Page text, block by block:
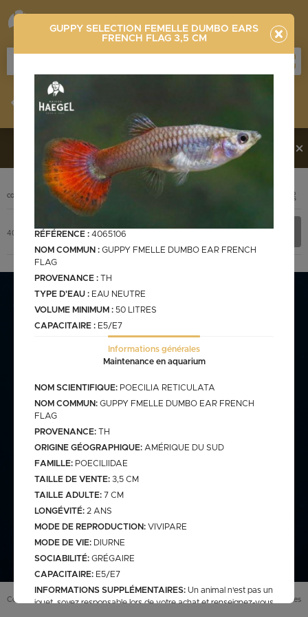
GUPPY SELECTION FEMELLE DUMBO EARS
FRENCH FLAG 3,5 CM
RÉFÉRENCE : 4065106
NOM COMMUN : GUPPY FMELLE DUMBO EAR FRENCH
FLAG
PROVENANCE : TH
TYPE D'EAU : EAU NEUTRE
VOLUME MINIMUM : 50 LITRES
CAPACITAIRE : E5/E7
Informations générales
Maintenance en aquarium
NOM SCIENTIFIQUE: POECILIA RETICULATA
NOM COMMUN: GUPPY FMELLE DUMBO EAR FRENCH
FLAG
PROVENANCE: TH
ORIGINE GÉOGRAPHIQUE: AMÉRIQUE DU SUD
FAMILLE: POECILIIDAE
TAILLE DE VENTE: 3,5 CM
TAILLE ADULTE: 7 CM
LONGÉVITÉ: 2 ANS
MODE DE REPRODUCTION: VIVIPARE
MODE DE VIE: DIURNE
SOCIABILITÉ: GRÉGAIRE
CAPACITAIRE: E5/E7
INFORMATIONS SUPPLÉMENTAIRES: Un animal n'est pas un
jouet, soyez responsable lors de votre achat et renseignez-vous
Vous souhaitez en découvrir davantage ?Contactez-
nous !
Stocklist complète
Stocklist Français
gamme verte
koï elv francais
saison bassin
carpe koi sur photo (a
web)
elv francais
elv pologne
discus elv asiatique
Eau douce
CODE DÉSIGNATION
PHOTO
+ INFOS
4065106
GUPPY SELECTION FEMELLE DUMBO EARS FRENCH FLAG 3,5
cm
Conditions générales de vente (CGV) Mentions légales